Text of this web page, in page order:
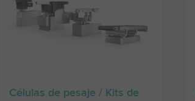
Células de pesaje / Kits de